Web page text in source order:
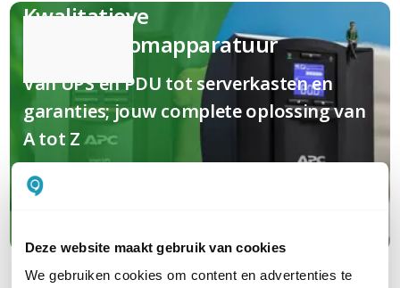
Deze website maakt gebruik van cookies
We gebruiken cookies om content en advertenties te
Kwalitatieve
(nood)stroomapparatuur
Van UPS en PDU tot serverkasten en
garanties; jouw complete oplossing van
A tot Z